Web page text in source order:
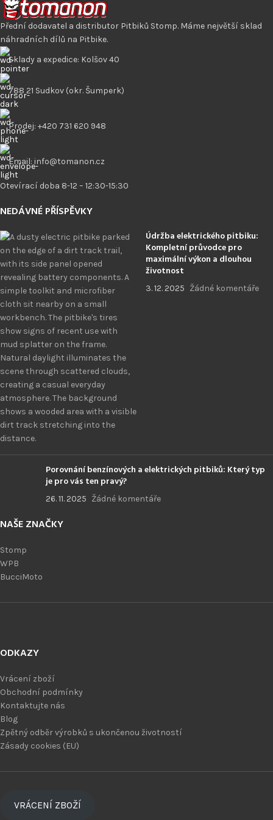
Přední dodavatel a distributor Pitbiků Stomp. Máme největší sklad
náhradních dílů na Pitbike.
Sklady a expedice: Kolšov 40
788 21 Sudkov (okr. Šumperk)
Prodej: +420 731 620 948
Email: info@tomanon.cz
Otevírací doba 8-12 – 12:30-15:30
NEDÁVNÉ PŘÍSPĚVKY
Údržba elektrického pitbiku:
Kompletní průvodce pro
maximální výkon a dlouhou
životnost
3. 12. 2025 Žádné komentáře
Porovnání benzínových a elektrických pitbiků: Který typ
je pro vás ten pravý?
26. 11. 2025 Žádné komentáře
NAŠE ZNAČKY
Stomp
WPB
BucciMoto
ODKAZY
Vrácení zboží
Obchodní podmínky
Kontaktujte nás
Blog
Zpětný odběr výrobků s ukončenou životností
Zásady cookies (EU)
VRÁCENÍ ZBOŽÍ